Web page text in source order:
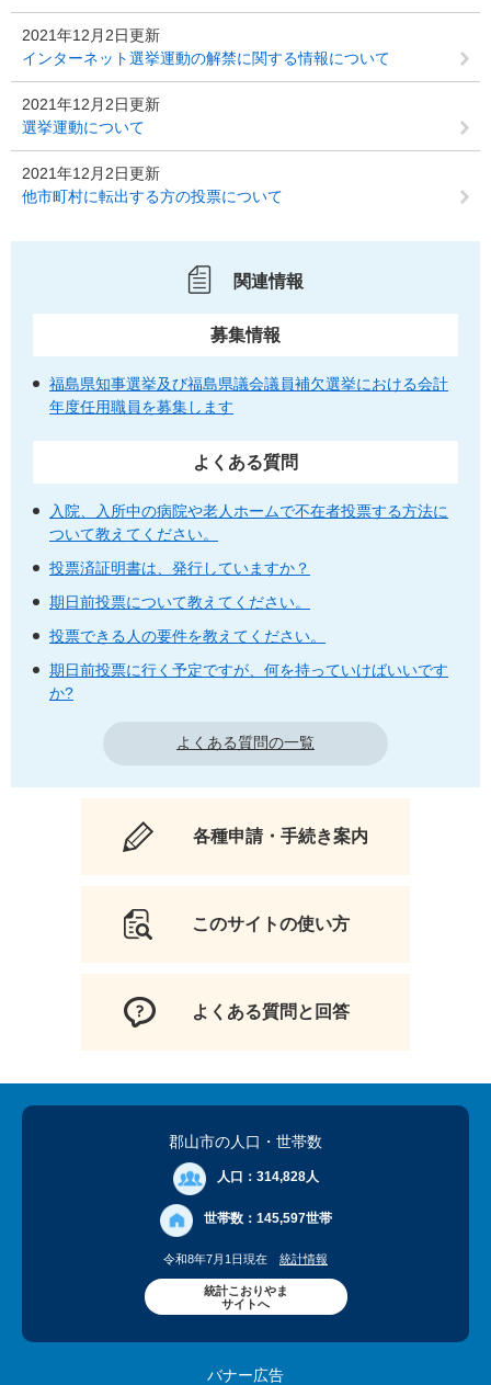
2021年12月2日更新
インターネット選挙運動の解禁に関する情報について
2021年12月2日更新
選挙運動について
2021年12月2日更新
他市町村に転出する方の投票について
関連情報
募集情報
福島県知事選挙及び福島県議会議員補欠選挙における会計
年度任用職員を募集します
よくある質問
入院、入所中の病院や老人ホームで不在者投票する方法に
ついて教えてください。
投票済証明書は、発行していますか？
期日前投票について教えてください。
投票できる人の要件を教えてください。
期日前投票に行く予定ですが、何を持っていけばいいです
か?
よくある質問の一覧
各種申請・手続き案内
このサイトの使い方
よくある質問と回答
郡山市の人口 ・世帯数
人口： 314,828人
世帯数： 145,597世帯
令和8年7月1日現在 統計情報
統計こおりやま
サイトへ
バナー広告